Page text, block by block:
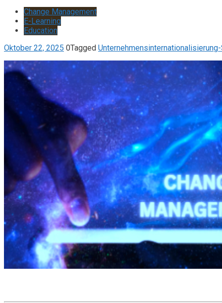
Change Management
E-Learning
Education
Oktober 22, 2025 0Tagged